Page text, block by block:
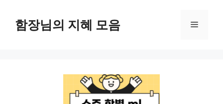
함장님의 지혜 모음 메